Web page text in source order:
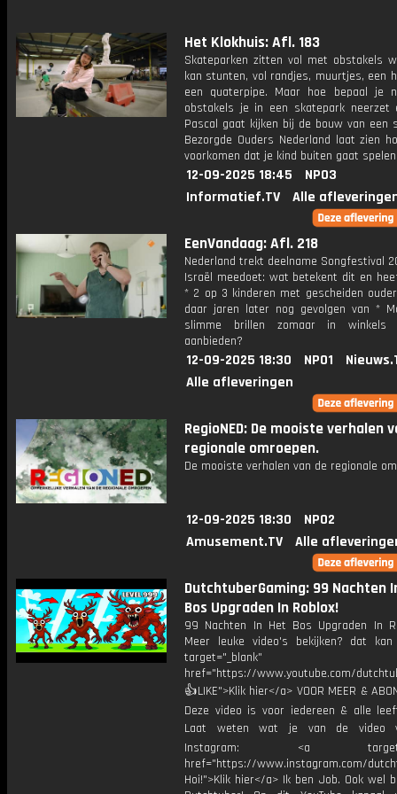
Het Klokhuis: Afl. 183
Skateparken zitten vol met obstakels
kan stunten, vol randjes, muurtjes, een
een quaterpipe. Maar hoe bepaal je
obstakels je in een skatepark neerzet
Pascal gaat kijken bij de bouw van een
Bezorgde Ouders Nederland laat zien
voorkomen dat je kind buiten gaat
12-09-2025 18:45
NPO3
Informatief.TV
Alle
EenVandaag: Afl. 218
Nederland trekt deelname Songfestival
Israël meedoet: wat betekent dit en
* 2 op 3 kinderen met gescheiden
daar jaren later nog gevolgen van *
slimme brillen zomaar in
aanbieden?
12-09-2025 18:30 NPO1
Alle afleveringen
RegioNED: De mooiste verhalen
regionale omroepen.
De mooiste verhalen van de regionale
12-09-2025 18:30
NPO2
Amusement.TV
Alle
DutchtuberGaming: 99 Nachten
Bos Upgraden In Roblox!
99 Nachten In Het Bos Upgraden In
Meer leuke video's bekijken? dat
target="_blank"
href="https://www.youtube.com/
👍LIKE">Klik hier</a> VOOR MEER &
Deze video is voor iedereen & alle
Laat weten wat je van de video
Instagram: <a
href="https://www.instagram.com/
Hoi!">Klik hier</a> Ik ben Job. Ook wel